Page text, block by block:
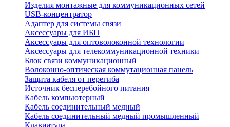
Изделия монтажные для коммуникационных сетей
USB-концентратор
Адаптер для системы связи
Аксессуары для ИБП
Аксессуары для оптоволоконной технологии
Аксессуары для телекоммуникационной техники
Блок связи коммуникационный
Волоконно-оптическая коммутационная панель
Защита кабеля от перегиба
Источник бесперебойного питания
Кабель компьютерный
Кабель соединительный медный
Кабель соединительный медный промышленный
Клавиатура